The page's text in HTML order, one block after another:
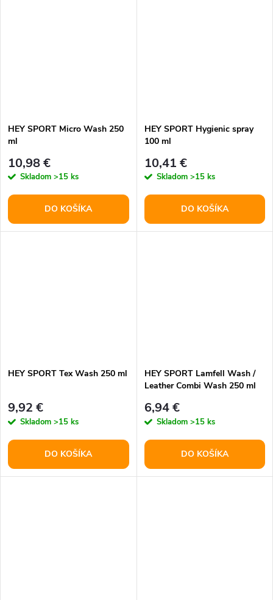
HEY SPORT Micro Wash 250
ml
10,98 €
Skladom >15 ks
DO KOŠÍKA
HEY SPORT Hygienic spray
100 ml
10,41 €
Skladom >15 ks
DO KOŠÍKA
HEY SPORT Tex Wash 250 ml
9,92 €
Skladom >15 ks
DO KOŠÍKA
HEY SPORT Lamfell Wash /
Leather Combi Wash 250 ml
6,94 €
Skladom >15 ks
DO KOŠÍKA